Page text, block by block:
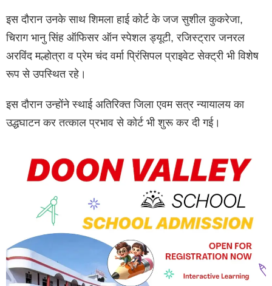
इस दौरान उनके साथ शिमला हाई कोर्ट के जज सुशील कुकरेजा,
चिराग भानु सिंह ऑफिसर ऑन स्पेशल ड्यूटी, रजिस्ट्रार जनरल
अरविंद मल्होत्रा व प्रेम चंद वर्मा प्रिंसिपल प्राइवेट सेक्ट्री भी विशेष
रूप से उपस्थित रहे।
इस दौरान उन्होंने स्थाई अतिरिक्त जिला एवम सत्र न्यायालय का
उद्धघाटन कर तत्काल प्रभाव से कोर्ट भी शुरू कर दी गई।